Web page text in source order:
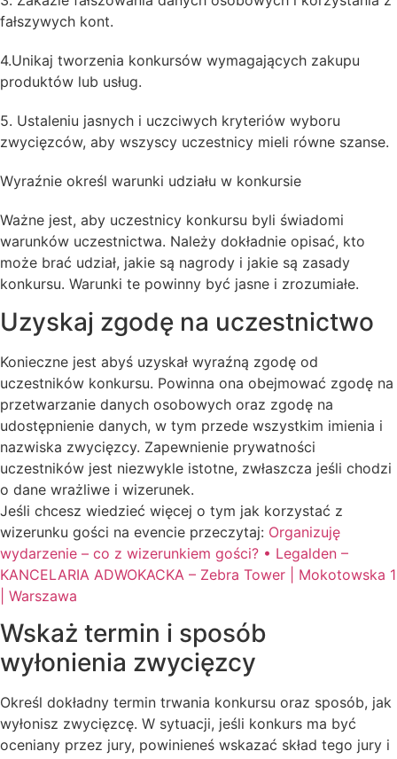
fałszywych kont.
4.Unikaj tworzenia konkursów wymagających zakupu
produktów lub usług.
5. Ustaleniu jasnych i uczciwych kryteriów wyboru
zwycięzców, aby wszyscy uczestnicy mieli równe szanse.
Wyraźnie określ warunki udziału w konkursie
Ważne jest, aby uczestnicy konkursu byli świadomi
warunków uczestnictwa. Należy dokładnie opisać, kto
może brać udział, jakie są nagrody i jakie są zasady
konkursu. Warunki te powinny być jasne i zrozumiałe.
Uzyskaj zgodę na uczestnictwo
Konieczne jest abyś uzyskał wyraźną zgodę od
uczestników konkursu. Powinna ona obejmować zgodę na
przetwarzanie danych osobowych oraz zgodę na
udostępnienie danych, w tym przede wszystkim imienia i
nazwiska zwycięzcy. Zapewnienie prywatności
uczestników jest niezwykle istotne, zwłaszcza jeśli chodzi
o dane wrażliwe i wizerunek.
Jeśli chcesz wiedzieć więcej o tym jak korzystać z
wizerunku gości na evencie przeczytaj: Organizuję
wydarzenie – co z wizerunkiem gości? • Legalden –
KANCELARIA ADWOKACKA – Zebra Tower | Mokotowska 1
| Warszawa
Wskaż termin i sposób
wyłonienia zwycięzcy
Określ dokładny termin trwania konkursu oraz sposób, jak
wyłonisz zwycięzcę. W sytuacji, jeśli konkurs ma być
oceniany przez jury, powinieneś wskazać skład tego jury i